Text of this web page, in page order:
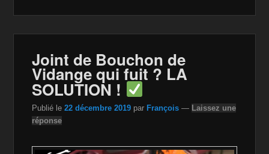
o
k
W
is
h
st
k
Joint de Bouchon de
Vidange qui fuit ? LA
SOLUTION !
Publié le22 décembre 2019 par François — Laissez une
réponse